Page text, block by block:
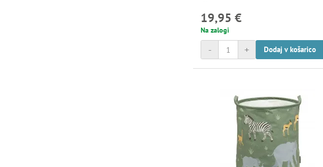
19,95 €
Na zalogi
+
- Dodaj v košarico